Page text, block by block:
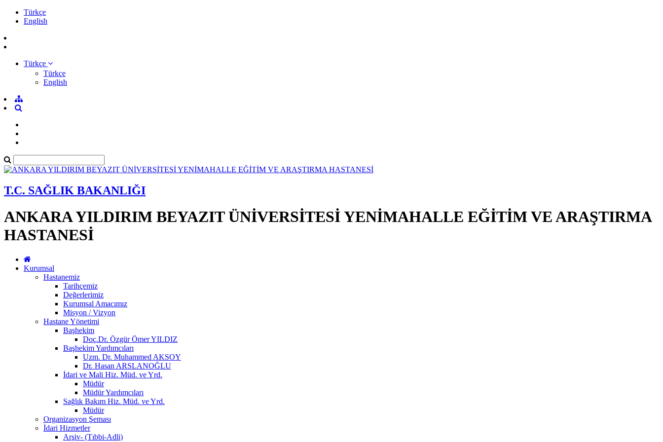
Türkçe
English
Türkçe
Türkçe
English
T.C. SAĞLIK BAKANLIĞI
ANKARA YILDIRIM BEYAZIT ÜNİVERSİTESİ YENİMAHALLE EĞİTİM VE ARAŞTIRMA
HASTANESİ
Kurumsal
Hastanemiz
Tarihçemiz
Değerlerimiz
Kurumsal Amacımız
Misyon / Vizyon
Hastane Yönetimi
Başhekim
Doç.Dr. Özgür Ömer YILDIZ
Başhekim Yardımcıları
Uzm. Dr. Muhammed AKSOY
Dr. Hasan ARSLANOĞLU
İdari ve Mali Hiz. Müd. ve Yrd.
Müdür
Müdür Yardımcıları
Sağlık Bakım Hiz. Müd. ve Yrd.
Müdür
Organizasyon Şeması
İdari Hizmetler
Arşiv- (Tıbbi-Adli)